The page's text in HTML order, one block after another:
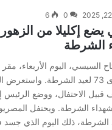
0
6
إكليلا من
الشرطة
السيسي، اليوم الأربعاء،
لحضور الاحتفال بالذكرى 73 لعيد
الاحتفال، ووضع الرئيس
ذلك اليوم الذي جسد